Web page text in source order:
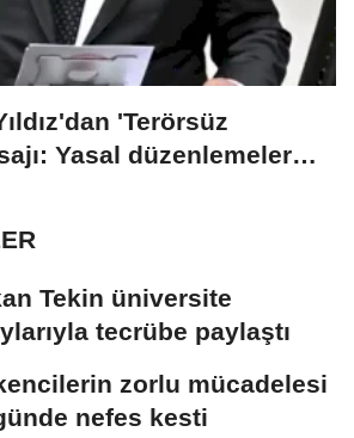
'Terörsüz
Yasal düzenlemeler
Tekin üniversite
tecrübe paylaştı
zorlu mücadelesi
nefes kesti